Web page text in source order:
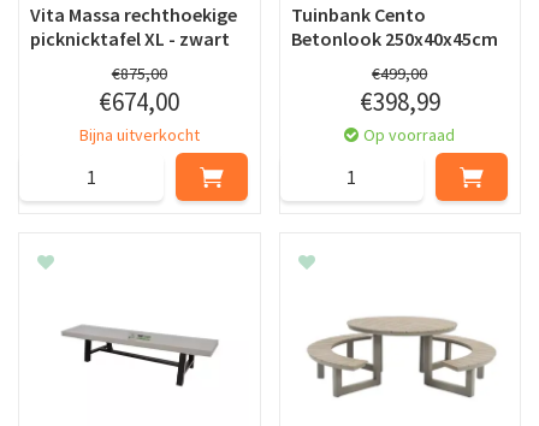
Vita Massa rechthoekige
picknicktafel XL - zwart
€875,00
€674,00
Bijna uitverkocht
Tuinbank Cento
Betonlook 250x40x45cm
€499,00
€398,99
Op voorraad